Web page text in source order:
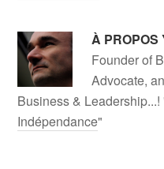
À PROPOS
Founder of
Advocate,
Business & Leadership...!
Indépendance"